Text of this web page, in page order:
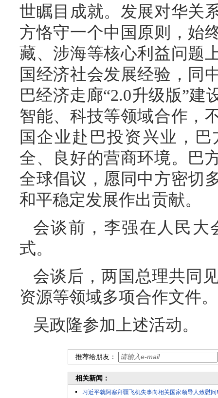
世瞩目成就。发展对华关
方恪守一个中国原则，始
藏、涉海等核心利益问题
国经济社会发展经验，同
巴经济走廊“2.0升级版”
智能、科技等领域合作，
国企业赴巴投资兴业，
全、良好的营商环境。巴
全球倡议，愿同中方密切
和平稳定发展作出贡献。
会谈前，李强在人民大
式。
会谈后，两国总理共同
资源等领域多项合作文件。
吴政隆参加上述活动。
推荐给朋友：
相关新闻：
习近平就阿塞拜疆飞机失事向相关国家领导人致慰问